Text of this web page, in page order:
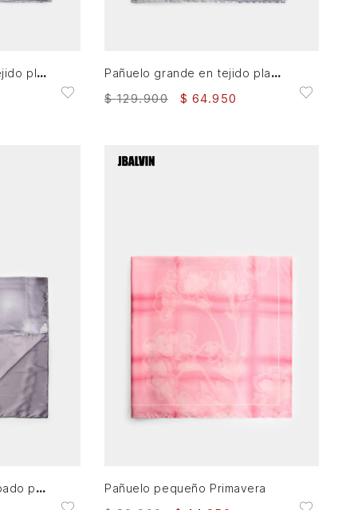
Pañuelo pequeño en tejido plano para mujer sombra Pañuelo grande en tejido plano para mujer cuadrado
$ 129.900 $ 64.950
Pañuelo grande estampado para mujer Bruma Pañuelo pequeño Primavera